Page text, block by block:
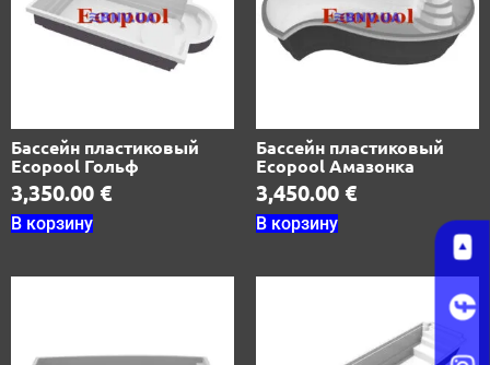
Бассейн пластиковый
Ecopool Гольф
3,350.00 €
В корзину
Бассейн пластиковый
Ecopool Амазонка
3,450.00 €
В корзину